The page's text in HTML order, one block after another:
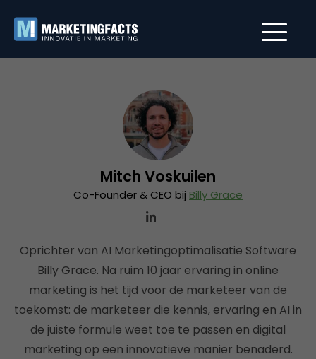
Mitch Voskuilen
Co-Founder & CEO bij Billy Grace
Oprichter van AI Marketingoptimalisatie Software
Billy Grace. Na ruim 10 jaar ervaring in online
marketing is het tijd voor de marketeer van de
toekomst: de marketeer die kennis, ervaring en AI in
de juiste formule weet toe te passen en digital
marketing op een innovatieve manier benaderd.